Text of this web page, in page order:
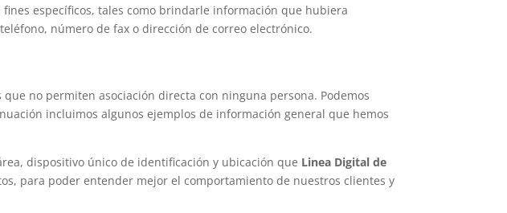
específicos, tales como brindarle información que hubiera
número de fax o dirección de correo electrónico.
no permiten asociación directa con ninguna persona. Podemos
incluimos algunos ejemplos de información general que hemos
dispositivo único de identificación y ubicación que Linea Digital de
para poder entender mejor el comportamiento de nuestros clientes y